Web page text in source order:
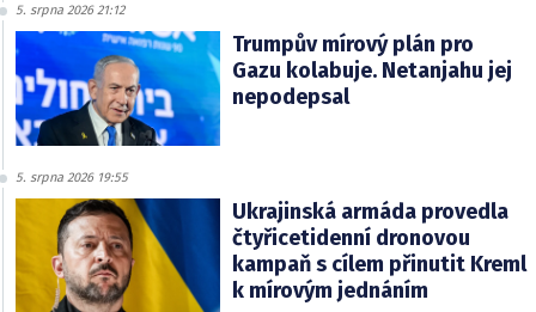
5. srpna 2026 21:12
Trumpův mírový plán pro
Gazu kolabuje. Netanjahu jej
nepodepsal
5. srpna 2026 19:55
Ukrajinská armáda provedla
čtyřicetidenní dronovou
kampaň s cílem přinutit Kreml
k mírovým jednáním